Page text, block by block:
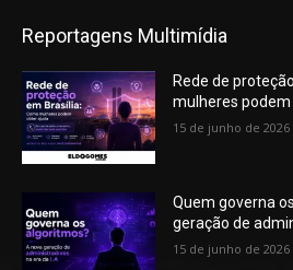
Reportagens Multimídia
Rede de
mulheres
15 de junho de 2026
Quem governa
geração de
15 de junho de 2026